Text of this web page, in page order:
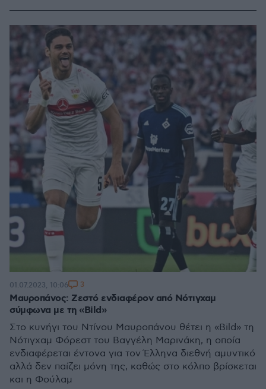
Μαυροπάνος: Ζεστό ενδιαφέρον από Νότιγχαμ
σύμφωνα με τη «Bild»
Στο κυνήγι του Ντίνου Μαυροπάνου θέτει η «Bild» τη
Νότιγχαμ Φόρεστ του Βαγγέλη Μαρινάκη, η οποία
ενδιαφέρεται έντονα για τον Έλληνα διεθνή αμυντικό
αλλά δεν παίζει μόνη της, καθώς στο κόλπο βρίσκεται
και η Φούλαμ
01.07.2023, 10:06 3